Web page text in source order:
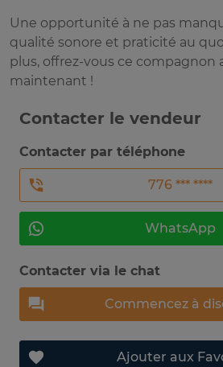
Une opportunité à ne pas
qualité sonore et praticité au
plus, offrez-vous ce compagnon
maintenant !
Contacter le vendeur
Contacter par téléphone
776 *** ****
WhatsApp
Contacter via le chat
Commencez à
Ajouter aux